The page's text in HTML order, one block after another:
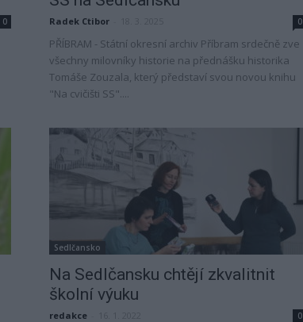
0 Radek Ctibor 0
PŘÍBRAM - Státní okresní archiv Příbram srdečně zve
všechny milovníky historie na přednášku historika
Tomáše Zouzala, který představí svou novou knihu
"Na cvičišti SS"....
Sedlčansko
Na Sedlčansku chtějí zkvalitnit
školní výuku
redakce 0